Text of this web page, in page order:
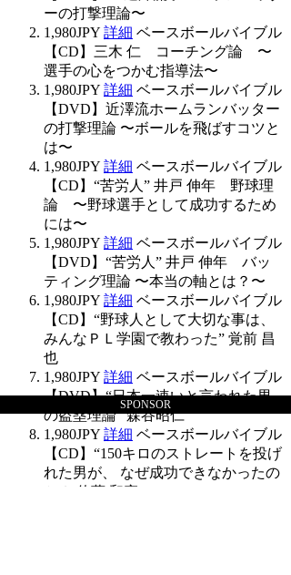
ーの打撃理論〜
1,980JPY 詳細 ベースボールバイブル
【CD】三木 仁 コーチング論 〜
選手の心をつかむ指導法〜
1,980JPY 詳細 ベースボールバイブル
【DVD】近澤流ホームランバッター
の打撃理論 〜ボールを飛ばすコツと
は〜
1,980JPY 詳細 ベースボールバイブル
【CD】“苦労人” 井戸 伸年 野球理
論 〜野球選手として成功するため
には〜
1,980JPY 詳細 ベースボールバイブル
【DVD】“苦労人” 井戸 伸年 バッ
ティング理論 〜本当の軸とは？〜
1,980JPY 詳細 ベースボールバイブル
【CD】“野球人として大切な事は、
みんなＰＬ学園で教わった” 覚前 昌
也
1,980JPY 詳細 ベースボールバイブル
【DVD】“日本一速いと言われた男
の盗塁理論” 森谷昭仁
1,980JPY 詳細 ベースボールバイブル
【CD】“150キロのストレートを投げ
れた男が、 なぜ成功できなかったの
か？ 佐藤 和宏”
SPONSOR